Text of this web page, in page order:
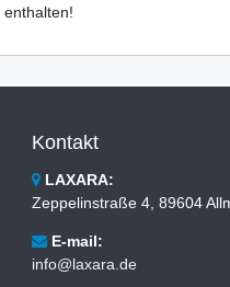
Kontakt
LAXARA:
Zeppelinstraße 4, 89604
E-mail:
info@laxara.de